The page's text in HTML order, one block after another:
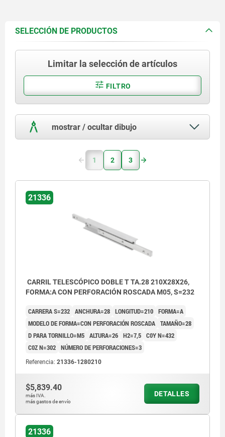
SELECCIÓN DE PRODUCTOS
Limitar la selección de artículos
FILTRO
mostrar / ocultar dibujo
1 2 3
21336
CARRIL TELESCÓPICO DOBLE T TA.28 210X28X26,
FORMA:A CON PERFORACIÓN ROSCADA M05, S=232
CARRERA S=232 ANCHURA=28 LONGITUD=210 FORMA=A
MODELO DE FORMA=CON PERFORACIÓN ROSCADA TAMAÑO=28
D PARA TORNILLO=M5 ALTURA=26 H2=7,5 C0Y N=432
C0Z N=302 NÚMERO DE PERFORACIONES=3
Referencia: 21336-1280210
$5,839.40
más IVA.
más gastos de envío
DETALLES
21336